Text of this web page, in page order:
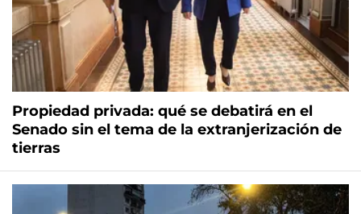
Propiedad privada: qué se debatirá en el
Senado sin el tema de la extranjerización de
tierras